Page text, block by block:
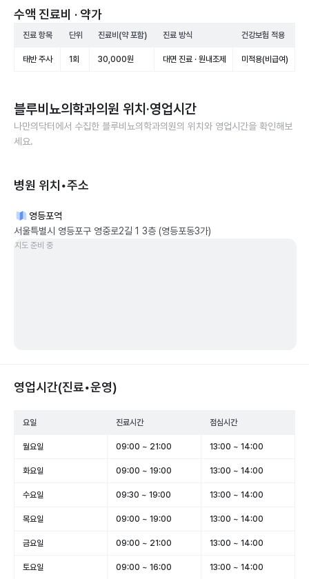
수액 진료비 · 약가
진료 항목 단위 진료비(약 포함) 진료 방식 건강보험 적용
태반 주사 1회 30,000원 대면 진료 · 원내조제 미적용(비급여)
블루비뇨의학과의원 위치·영업시간
나만의닥터에서 수집한 블루비뇨의학과의원의 위치와 영업시간을 확인해보
세요.
병원 위치•주소
영등포역
서울특별시 영등포구 영중로2길 1 3층 (영등포동3가)
지도 준비 중
영업시간(진료•운영)
요일 진료시간 점심시간
월요일 09:00 ~ 21:00 13:00 ~ 14:00
화요일 09:00 ~ 19:00 13:00 ~ 14:00
수요일 09:30 ~ 19:00 13:00 ~ 14:00
목요일 09:00 ~ 19:00 13:00 ~ 14:00
금요일 09:00 ~ 21:00 13:00 ~ 14:00
토요일 09:00 ~ 16:00 13:00 ~ 14:00